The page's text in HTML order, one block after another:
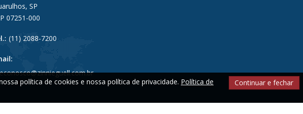
SP
07251-000
(11) 2088-7200
política de cookies e nossa política de privacidade. Política de
Continuar e fechar